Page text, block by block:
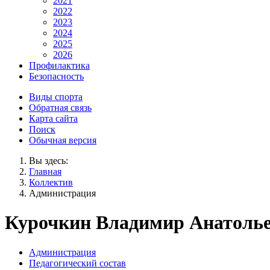
2022
2023
2024
2025
2026
Профилактика
Безопасность
Виды спорта
Обратная связь
Карта сайта
Поиск
Обычная версия
Вы здесь:
Главная
Коллектив
Администрация
Курочкин Владимир
Администрация
Педагогический состав